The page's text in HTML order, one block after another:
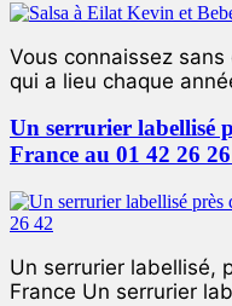
Vous connaissez
qui a lieu chaque
Un serrurier labellisé
France au 01 42 26
Un serrurier labellisé,
France Un serrurier